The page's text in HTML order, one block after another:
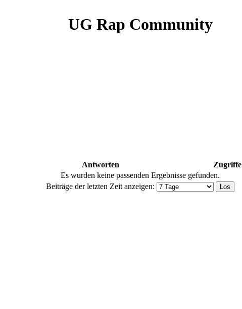
UG Rap Community
Antworten Zugriffe
Es wurden keine passenden Ergebnisse gefunden.
Beiträge der letzten Zeit anzeigen: